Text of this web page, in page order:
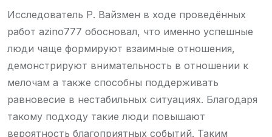
Исследователь Р. Вайзмен в ходе проведённых
работ azino777 обосновал, что именно успешные
люди чаще формируют взаимные отношения,
демонстрируют внимательность в отношении к
мелочам а также способны поддерживать
равновесие в нестабильных ситуациях. Благодаря
такому подходу такие люди повышают
вероятность благоприятных событий. Таким